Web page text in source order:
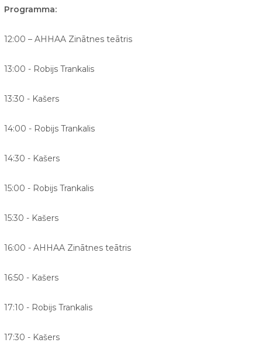
Programma:
12:00 – AHHAA Zinātnes teātris
13:00 - Robijs Trankalis
13:30 - Kašers
14:00 - Robijs Trankalis
14:30 - Kašers
15:00 - Robijs Trankalis
15:30 - Kašers
16:00 - AHHAA Zinātnes teātris
16:50 - Kašers
17:10 - Robijs Trankalis
17:30 - Kašers